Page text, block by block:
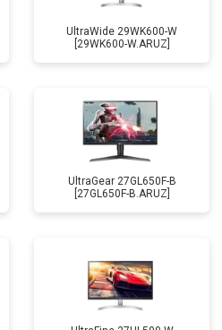
UltraWide 29WK600-W
[29WK600-W.ARUZ]
UltraGear 27GL650F-B
[27GL650F-B.ARUZ]